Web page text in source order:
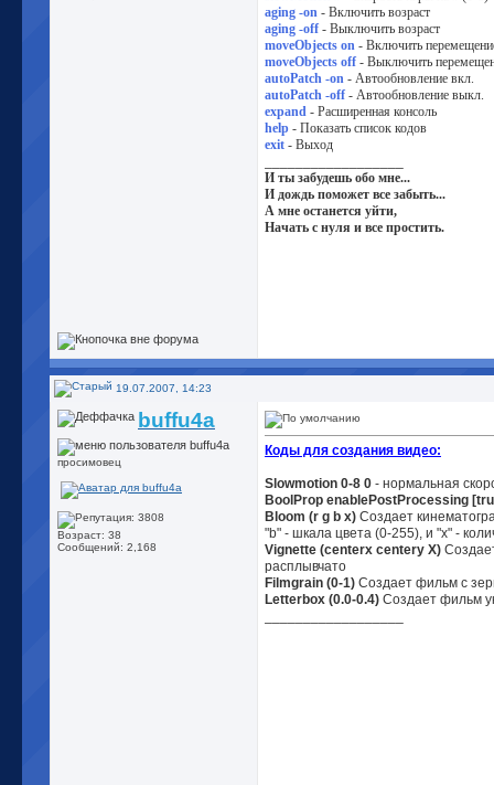
aging -on - Включить возраст
aging -off - Выключить возраст
moveObjects on - Включить
moveObjects off - Выключить
autoPatch -on - Автообновление вкл.
autoPatch -off - Автообновление выкл.
expand - Расширенная консоль
help - Показать список кодов
exit - Выход
И ты забудешь обо мне...
И дождь поможет все забыть...
А мне останется уйти,
Начать с нуля и все простить.
19.07.2007, 14:23
buffu4a
просимовец
Возраст: 38
Сообщений: 2,168
Коды для создания видео:
Slowmotion 0-8 0 - нормальная
BoolProp enablePostProcessing
Bloom (r g b x) Создает
"b" - шкала цвета (0-255), и "x" -
Vignette (centerx centery X)
расплывчато
Filmgrain (0-1) Создает фильм с
Letterbox (0.0-0.4) Создает фильм